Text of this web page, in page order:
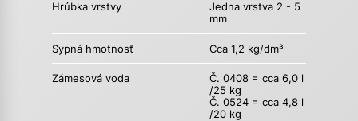
Hrúbka vrstvy
Jedna vrstva 2 - 5
mm
Sypná hmotnosť Cca 1,2 kg/dm³
Zámesová voda
Č. 0408 = cca 6,0 l
/25 kg
Č. 0524 = cca 4,8 l
/20 kg